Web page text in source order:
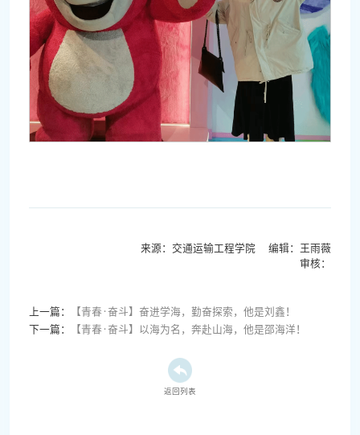
来源：交通运输工程学院 编辑：王雨薇
审核：
上一篇：
【青春·奋斗】奋进学海，勤奋探索，他是刘鑫！
下一篇：
【青春·奋斗】以海为名，奔赴山海，他是邵海洋！
返回列表